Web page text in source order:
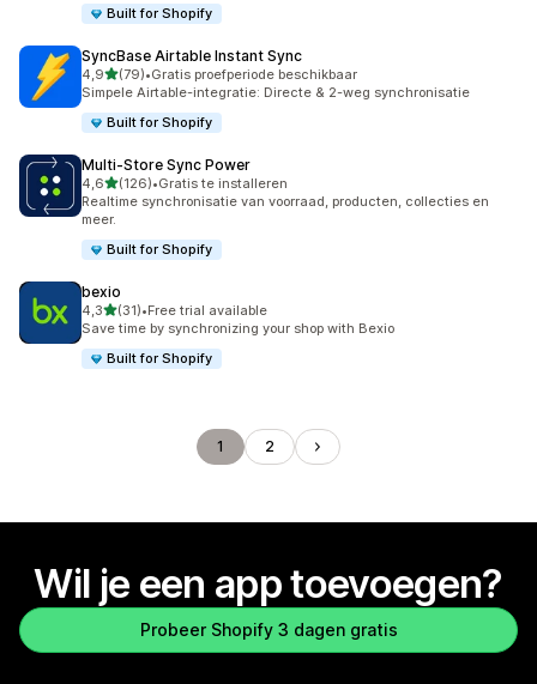
Built for Shopify
SyncBase Airtable Instant Sync
4,9van 5 sterren
(79)
79 recensies in totaal
•Gratis proefperiode beschikbaar
Simpele Airtable-integratie: Directe & 2-weg synchronisatie
Built for Shopify
Multi‑Store Sync Power
4,6van 5 sterren
(126)
126 recensies in totaal
•Gratis te installeren
Realtime synchronisatie van voorraad, producten, collecties en
meer.
Built for Shopify
bexio
4,3van 5 sterren
(31)
31 recensies in totaal
•Free trial available
Save time by synchronizing your shop with Bexio
Built for Shopify
1 2
Wil je een app toevoegen?
Probeer Shopify 3 dagen gratis